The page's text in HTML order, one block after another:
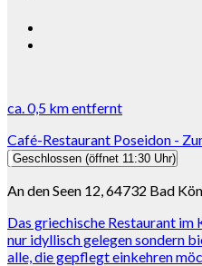
ca.0,5 kmentfernt
Café-Restaurant Poseidon -
Geschlossen (öffnet 11:30 Uhr)
An den Seen 12, 64732 Bad
Das griechische Restaurant
nur idyllisch gelegen sondern
alle, die gepflegt einkehren